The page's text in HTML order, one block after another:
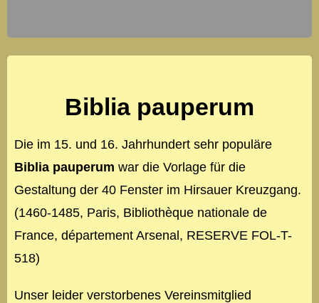
Biblia pauperum
Die im 15. und 16. Jahrhundert sehr populäre
Biblia pauperum war die Vorlage für die
Gestaltung der 40 Fenster im Hirsauer Kreuzgang.
(1460-1485, Paris, Bibliothèque nationale de
France, département Arsenal, RESERVE FOL-T-
518)
Unser leider verstorbenes Vereinsmitglied